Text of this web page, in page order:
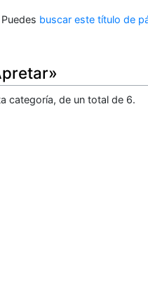
buscar este título de
categoría, de un total de 6.